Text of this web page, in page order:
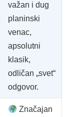
važan i dug
planinski
venac,
apsolutni
klasik,
odličan „svet“
odgovor.
Značajan